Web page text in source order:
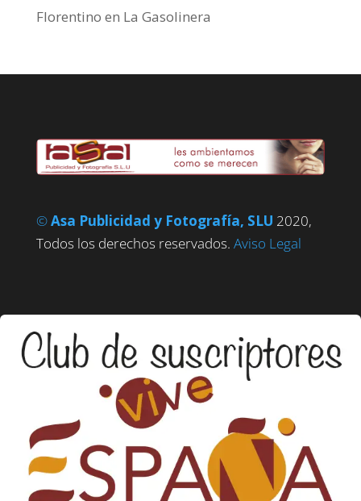
Florentino en La Gasolinera
©Asa Publicidad y Fotografía, SLU 2020,
Todos los derechos reservados. Aviso Legal